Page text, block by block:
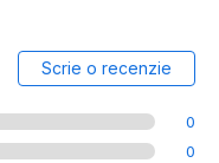
Scrie o recenzie
0
0